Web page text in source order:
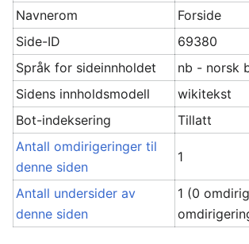
Navnerom
Forside
Side-ID
69380
Språk for sideinnholdet
nb - norsk
Sidens innholdsmodell
wikitekst
Bot-indeksering
Tillatt
Antall omdirigeringer til
denne siden
1
Antall undersider av
denne siden
1 (0